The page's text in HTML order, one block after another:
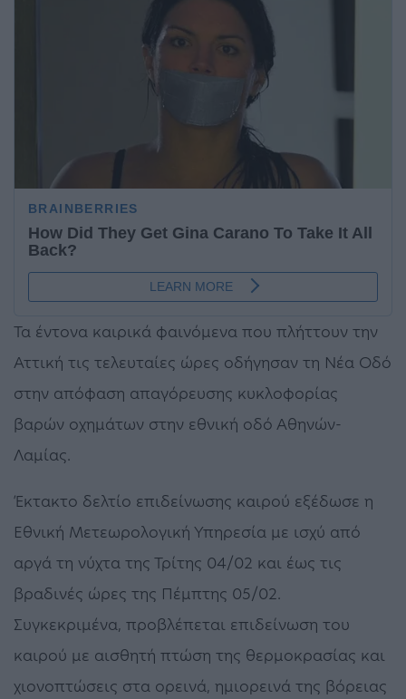
Τα έντονα καιρικά φαινόμενα που πλήττουν την
Αττική τις τελευταίες ώρες οδήγησαν τη Νέα Οδό
στην απόφαση απαγόρευσης κυκλοφορίας
βαρών οχημάτων στην εθνική οδό Αθηνών-
Λαμίας.
Έκτακτο δελτίο επιδείνωσης καιρού εξέδωσε η
Εθνική Μετεωρολογική Υπηρεσία με ισχύ από
αργά τη νύχτα της Τρίτης 04/02 και έως τις
βραδινές ώρες της Πέμπτης 05/02.
Συγκεκριμένα, προβλέπεται επιδείνωση του
καιρού με αισθητή πτώση της θερμοκρασίας και
χιονοπτώσεις στα ορεινά, ημιορεινά της βόρειας